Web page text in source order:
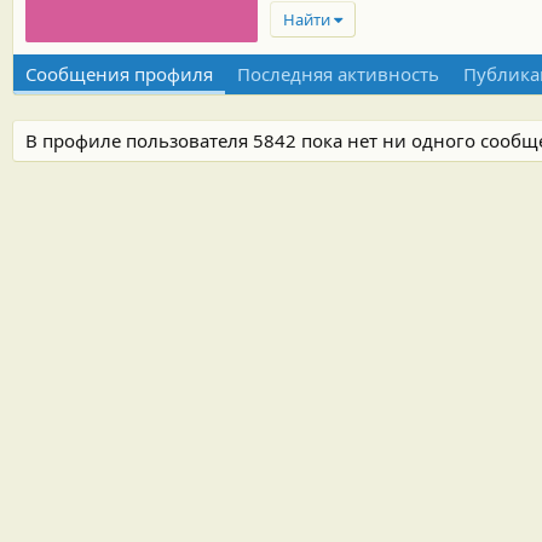
Найти
Сообщения профиля Последняя активность
В профиле пользователя 5842 пока нет ни одного